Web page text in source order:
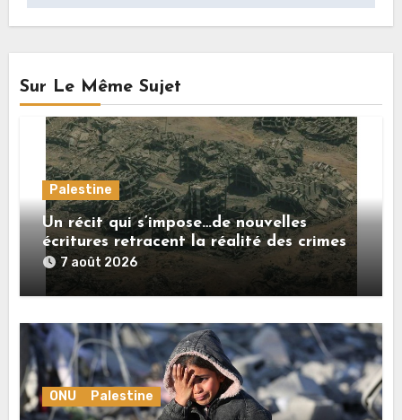
Sur Le Même Sujet
Palestine
Un récit qui s’impose…de nouvelles
écritures retracent la réalité des crimes
sionistes à Gaza
7 août 2026
ONU Palestine